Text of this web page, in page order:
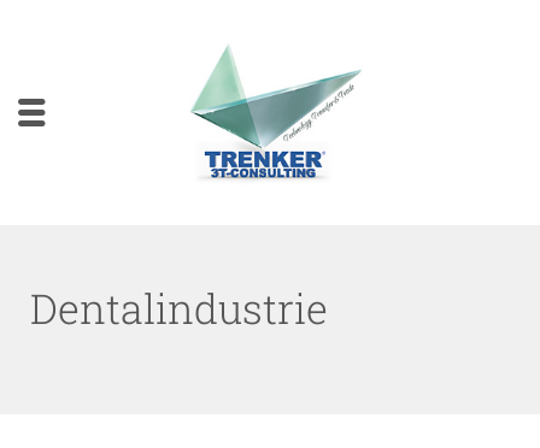
Dentalindustrie